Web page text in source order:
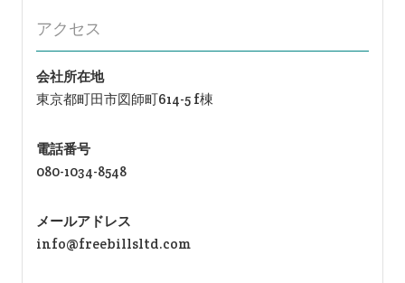
アクセス
会社所在地
東京都町田市図師町614-5 f棟
電話番号
080-1034-8548
メールアドレス
info@freebillsltd.com